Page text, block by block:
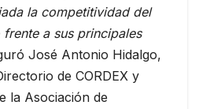
la competitividad del
a sus principales
José Antonio Hidalgo,
de CORDEX y
la Asociación de